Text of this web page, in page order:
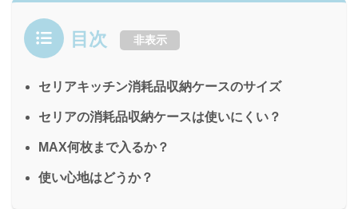
目次 非表示
セリアキッチン消耗品収納ケースのサイズ
セリアの消耗品収納ケースは使いにくい？
MAX何枚まで入るか？
使い心地はどうか？